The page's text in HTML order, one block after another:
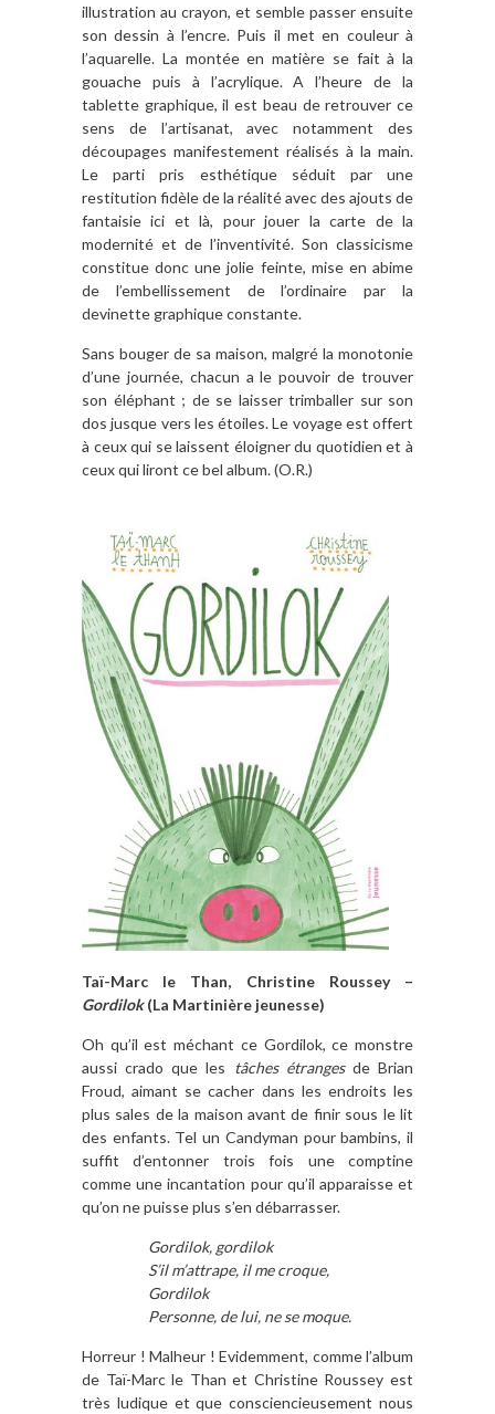
illustration au crayon, et semble passer ensuite
son dessin à l’encre. Puis il met en couleur à
l’aquarelle. La montée en matière se fait à la
gouache puis à l’acrylique. A l’heure de la
tablette graphique, il est beau de retrouver ce
sens de l’artisanat, avec notamment des
découpages manifestement réalisés à la main.
Le parti pris esthétique séduit par une
restitution fidèle de la réalité avec des ajouts de
fantaisie ici et là, pour jouer la carte de la
modernité et de l’inventivité. Son classicisme
constitue donc une jolie feinte, mise en abime
de l’embellissement de l’ordinaire par la
devinette graphique constante.
Sans bouger de sa maison, malgré la monotonie
d’une journée, chacun a le pouvoir de trouver
son éléphant ; de se laisser trimballer sur son
dos jusque vers les étoiles. Le voyage est offert
à ceux qui se laissent éloigner du quotidien et à
ceux qui liront ce bel album. (O.R.)
Taï-Marc le Than, Christine Roussey –
Gordilok(La Martinière jeunesse)
Oh qu’il est méchant ce Gordilok, ce monstre
aussi crado que les tâches étrangesde Brian
Froud, aimant se cacher dans les endroits les
plus sales de la maison avant de finir sous le lit
des enfants. Tel un Candyman pour bambins, il
suffit d’entonner trois fois une comptine
comme une incantation pour qu’il apparaisse et
qu’on ne puisse plus s’en débarrasser.
Gordilok, gordilok
S’il m’attrape, il me croque,
Gordilok
Personne, de lui, ne se moque.
Horreur ! Malheur ! Evidemment, comme l’album
de Taï-Marc le Than et Christine Roussey est
très ludique et que consciencieusement nous